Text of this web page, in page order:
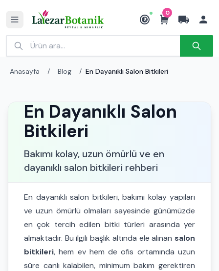
₺
0
Anasayfa / Blog / En Dayanıklı Salon Bitkileri
En Dayanıklı Salon
Bitkileri
Bakımı kolay, uzun ömürlü ve en
dayanıklı salon bitkileri rehberi
En dayanıklı salon bitkileri, bakımı kolay yapıları
ve uzun ömürlü olmaları sayesinde günümüzde
en çok tercih edilen bitki türleri arasında yer
almaktadır. Bu ilgili başlık altında ele alınan salon
bitkileri, hem ev hem de ofis ortamında uzun
süre canlı kalabilen, minimum bakım gerektiren